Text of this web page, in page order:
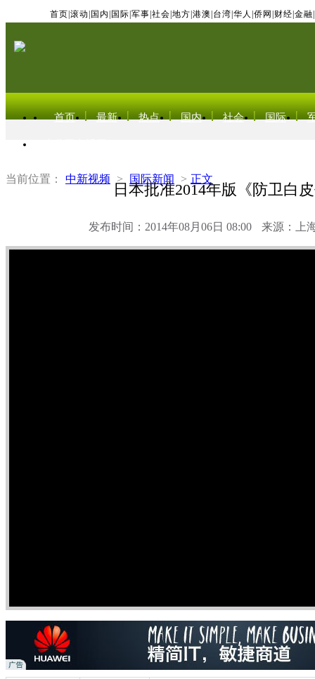
首页 滚动 国内 国际 军事 社会 地方 港澳 台湾 华人 侨网 财经 金融
首页 最新 热点 国内 社会 国际
当前位置： 中新视频 > 国际新闻 > 正文
日本批准2014年版《防卫白
发布时间：2014年08月06日 08:00 来源：上